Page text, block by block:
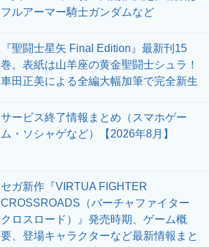
フルアーマー騎士ガンダムなど
『聖闘士星矢 Final Edition』最新刊15
巻。表紙は山羊座の黄金聖闘士シュラ！
車田正美による全編大幅加筆で完全新生
サービス終了情報まとめ（スマホゲー
ム・ソシャゲなど）【2026年8月】
セガ新作『VIRTUA FIGHTER
CROSSROADS（バーチャファイター
クロスロード）』発売時期、ゲーム概
要、登場キャラクターなど最新情報まと